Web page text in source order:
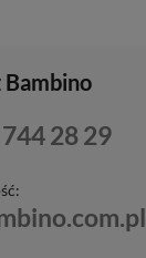
Bambino
28 29